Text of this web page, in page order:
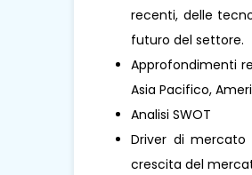
recenti, delle
futuro del settore.
Approfondimenti
Asia Pacifico,
Analisi SWOT
Driver di
crescita del